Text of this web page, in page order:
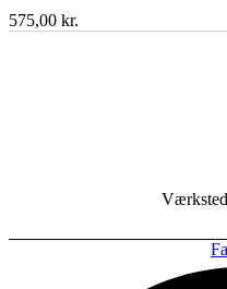
575,00 kr.